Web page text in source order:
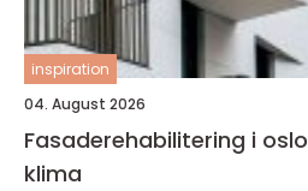
inspiration
04. August 2026
Fasaderehabilitering i oslo trygg fasade i tøft
klima